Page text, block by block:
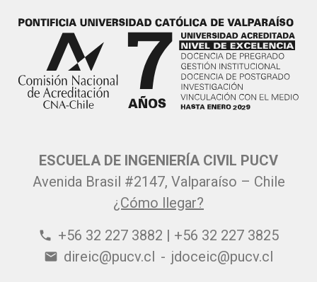
ESCUELA DE INGENIERÍA CIVIL PUCV
Avenida Brasil #2147, Valparaíso – Chile
¿Cómo llegar?
phone +56 32 227 3882 | +56 32 227 3825
email direic@pucv.cl - jdoceic@pucv.cl